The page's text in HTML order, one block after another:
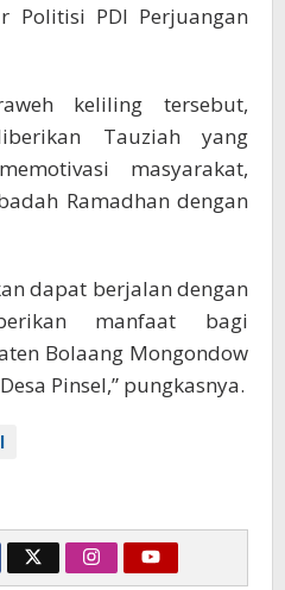
Politisi PDI Perjuangan
keliling tersebut,
Tauziah yang
masyarakat,
Ramadhan dengan
dapat berjalan dengan
manfaat bagi
Bolaang Mongondow
Pinsel,” pungkasnya.